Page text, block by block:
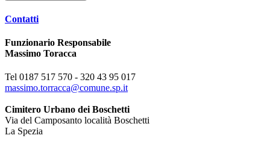
Contatti
Funzionario Responsabile
Massimo Toracca
Tel 0187 517 570 - 320 43 95 017
massimo.torracca@comune.sp.it
Cimitero Urbano dei Boschetti
Via del Camposanto località Boschetti
La Spezia